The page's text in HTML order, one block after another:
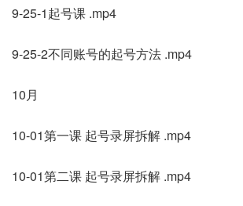
9-25-1起号课 .mp4
9-25-2不同账号的起号方法 .mp4
10月
10-01第一课 起号录屏拆解 .mp4
10-01第二课 起号录屏拆解 .mp4